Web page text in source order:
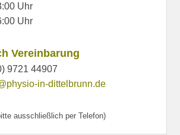
Uhr
Uhr
Vereinbarung
9721 44907
in-dittelbrunn.de
ausschließlich per Telefon)